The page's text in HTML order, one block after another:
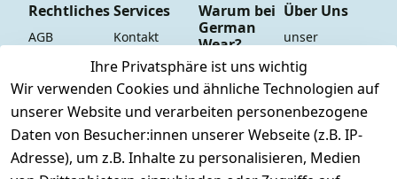
Ihre Privatsphäre ist uns wichtig
Wir verwenden Cookies und ähnliche Technologien auf
unserer Website und verarbeiten personenbezogene
Daten von Besucher:innen unserer Webseite (z.B. IP-
Adresse), um z.B. Inhalte zu personalisieren, Medien
Rechtliches
AGB
Impressum
Datenschutze
rklärung
Barrierefreihe
itserklärung
Services
Kontakt
Registrieren
Versand &
Versandkoste
n
Retoure &
Warum bei
German
Wear?
Dauer
Tiefpreisgara
ntie*
Express-24h-
Versand
Über Uns
unser
YouTube-
Kanal
unsere
Facebook-
Seite
unsere